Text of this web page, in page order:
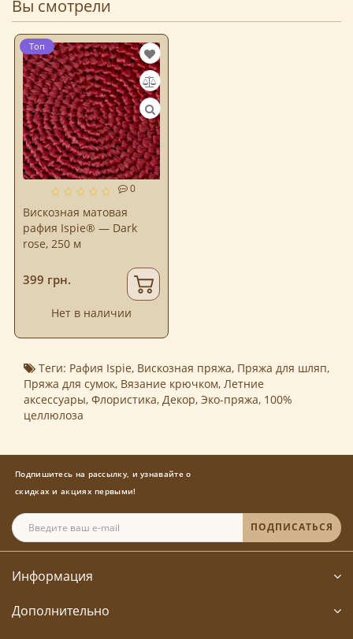
Вы смотрели
Топ
0
Вискозная матовая
рафия Ispie® — Dark
rose, 250 м
399 грн.
Нет в наличии
Теги: Рафия Ispie, Вискозная пряжа, Пряжа для шляп,
Пряжа для сумок, Вязание крючком, Летние
аксессуары, Флористика, Декор, Эко-пряжа, 100%
целлюлоза
Подпишитесь на рассылку, и узнавайте о
скидках и акциях первыми!
ПОДПИСАТЬСЯ
Информация
Дополнительно